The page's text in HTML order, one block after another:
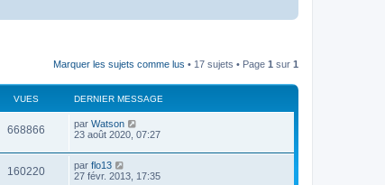
Marquer les sujets comme lus • 17 sujets • Page 1 sur 1
VUES DERNIER MESSAGE
668866 par Watson
23 août 2020, 07:27
160220 par flo13
27 févr. 2013, 17:35